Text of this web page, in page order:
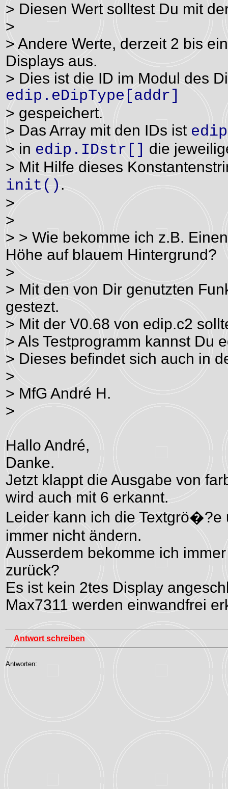
> Diesen Wert solltest Du mit
>
> Andere Werte, derzeit 2 bis
Displays aus.
> Dies ist die ID im Modul des
edip.eDipType[addr]
> gespeichert.
> Das Array mit den IDs ist
> in edip.IDstr[]
die
> Mit Hilfe dieses
init() .
>
>
> > Wie bekomme ich z.B.
Höhe auf blauem Hintergrund?
>
> Mit den von Dir genutzten
gestezt.
> Mit der V0.68 von edip.c2
> Als Testprogramm kannst Du
> Dieses befindet sich auch in
>
> MfG André H.
>
Hallo André,
Danke.
Jetzt klappt die Ausgabe von
wird auch mit 6 erkannt.
Leider kann ich die Textgrö�?e
immer nicht ändern.
Ausserdem bekomme ich
zurück?
Es ist kein 2tes Display
Max7311 werden einwandfrei
Antwort schreiben
Antworten: